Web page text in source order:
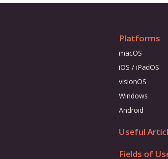
Platforms
macOS
iOS / iPadOS
visionOS
Windows
Android
Useful
Fields of